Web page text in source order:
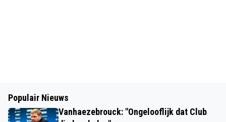
Populair Nieuws
Vanhaezebrouck: "Ongelooflijk dat Club